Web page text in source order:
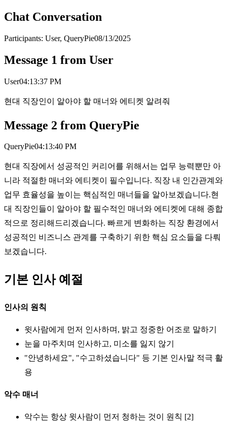
Chat Conversation
Participants: User, QueryPie08/13/2025
Message 1 from User
User04:13:37 PM
현대 직장인이 알아야 할 매너와 에티켓 알려줘
Message 2 from QueryPie
QueryPie04:13:40 PM
현대 직장에서 성공적인 커리어를 위해서는 업무 능력뿐만 아
니라 적절한 매너와 에티켓이 필수입니다. 직장 내 인간관계와
업무 효율성을 높이는 핵심적인 매너들을 알아보겠습니다.현
대 직장인들이 알아야 할 필수적인 매너와 에티켓에 대해 종합
적으로 정리해드리겠습니다. 빠르게 변화하는 직장 환경에서
성공적인 비즈니스 관계를 구축하기 위한 핵심 요소들을 다뤄
보겠습니다.
기본 인사 예절
인사의 원칙
윗사람에게 먼저 인사하며, 밝고 정중한 어조로 말하기
눈을 마주치며 인사하고, 미소를 잃지 않기
"안녕하세요", "수고하셨습니다" 등 기본 인사말 적극 활
용
악수 매너
악수는 항상 윗사람이 먼저 청하는 것이 원칙 [2]